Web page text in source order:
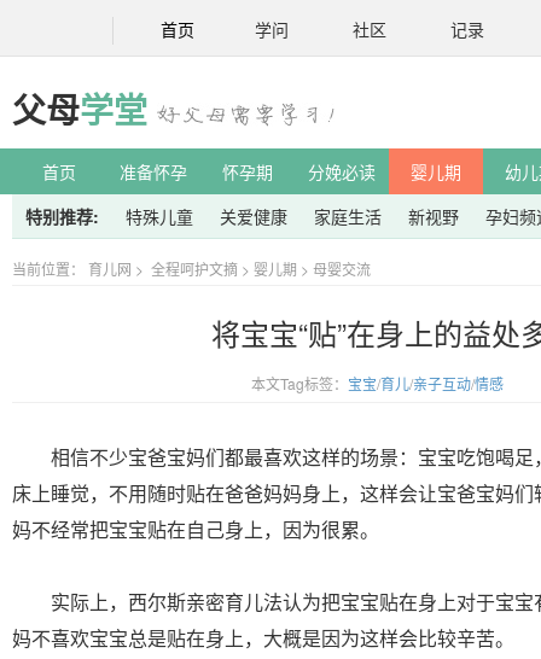
首页 学问 社区 记录
父母学堂
首页 准备怀孕 怀孕期 分娩必读 婴儿期
幼
特别推荐:
特殊儿童 关爱健康 家庭生活 新视野 孕妇频
当前位置： 育儿网 > 全程呵护文摘 > 婴儿期 > 母婴交流
将宝宝“贴”在身上的益处
本文Tag标签： 宝宝/育儿/亲子互动/情感
相信不少宝爸宝妈们都最喜欢这样的场景：宝宝吃饱喝足
床上睡觉，不用随时贴在爸爸妈妈身上，这样会让宝爸宝妈
妈不经常把宝宝贴在自己身上，因为很累。
实际上，西尔斯亲密育儿法认为把宝宝贴在身上对于宝宝
妈不喜欢宝宝总是贴在身上，大概是因为这样会比较辛苦。